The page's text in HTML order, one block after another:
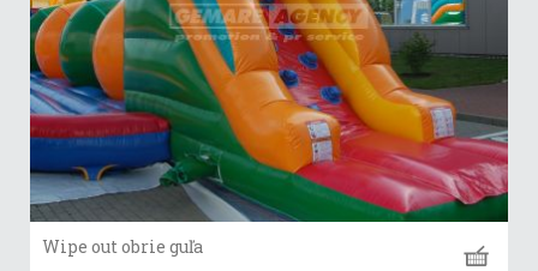
Wipe out obrie guľa